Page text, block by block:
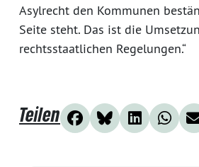
Asylrecht den Kommunen
Seite steht. Das ist die
rechtsstaatlichen Regelungen.“
Teilen